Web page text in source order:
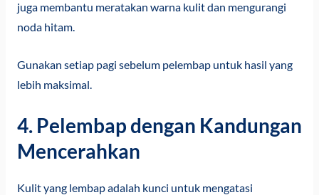
juga membantu meratakan warna kulit dan mengurangi
noda hitam.
Gunakan setiap pagi sebelum pelembap untuk hasil yang
lebih maksimal.
4. Pelembap dengan Kandungan
Mencerahkan
Kulit yang lembap adalah kunci untuk mengatasi